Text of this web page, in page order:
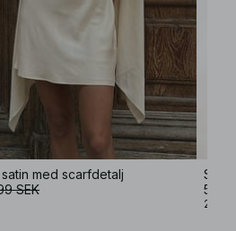
med scarfdetalj
SEK
599
2